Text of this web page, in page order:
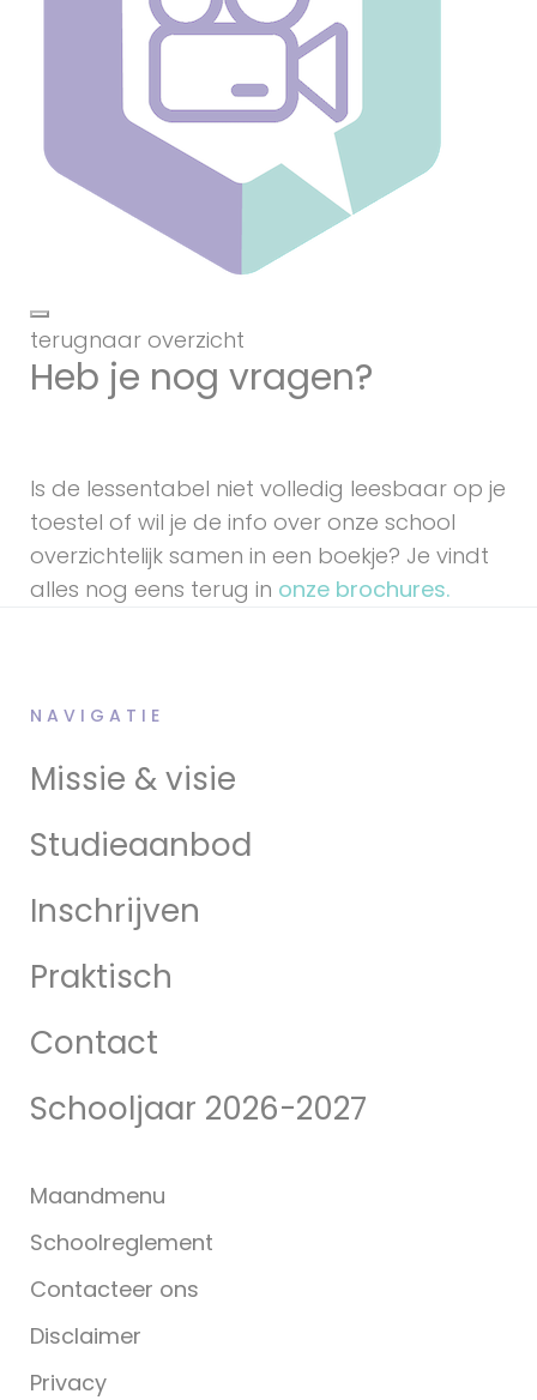
terugnaar overzicht
Heb je nog vragen?
Is de lessentabel niet volledig leesbaar op je
toestel of wil je de info over onze school
overzichtelijk samen in een boekje? Je vindt
alles nog eens terug in onze brochures.
NAVIGATIE
Missie & visie
Studieaanbod
Inschrijven
Praktisch
Contact
Schooljaar 2026-2027
Maandmenu
Schoolreglement
Contacteer ons
Disclaimer
Privacy